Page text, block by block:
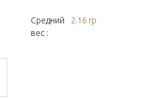
Средний
вес :
2.16 гр